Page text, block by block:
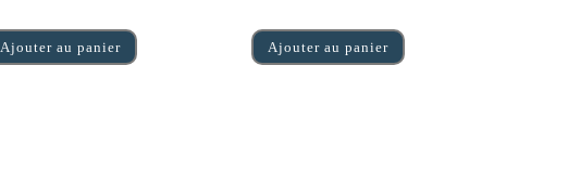
Ajouter au panier Ajouter au panier